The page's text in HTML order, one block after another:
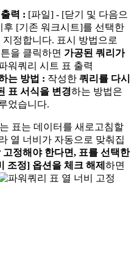
력 : [파일] - [닫기 및 다음으
후 [기존 워크시트]를 선택한
정합니다. 표시 방법으로
을 클릭하면 가공된 쿼리가
는 방법 : 작성한 쿼리를 다시
표 서식을 변경하는 방법은
었습니다.
표는 데이터를 새로고침할
열 너비가 자동으로 맞춰집
고정해야 한다면, 표를 선택한
조정] 옵션을 체크 해제 하면